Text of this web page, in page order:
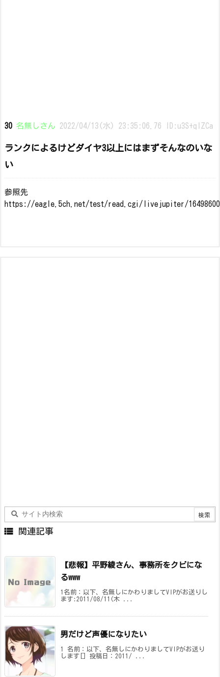
30 名無しさん 2022/04/13(水) 23:35:06.76 ID:u3S+qIZCa
ランクによるけどダイヤ3以上にはまずそんなのいな
い
参照先
https://eagle.5ch.net/test/read.cgi/livejupiter/
 関連記事
【悲報】平野綾さん、事務所をクビにな
るwww
1名前：以下、名無しにかわりましてVIPがお送りし
ます:2011/08/11(木 ...
男だけど声優になりたい
1 名前：以下、名無しにかわりましてVIPがお送り
します[] 投稿日：2011/ ...